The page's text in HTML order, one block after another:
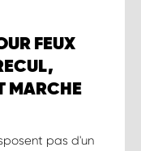
FEUX
MARCHE
pas d'un